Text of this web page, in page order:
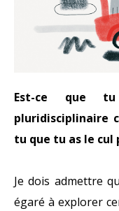
Est-ce que tu
pluridisciplinaire
tu que tu as le cul
Je dois admettre
égaré à explorer